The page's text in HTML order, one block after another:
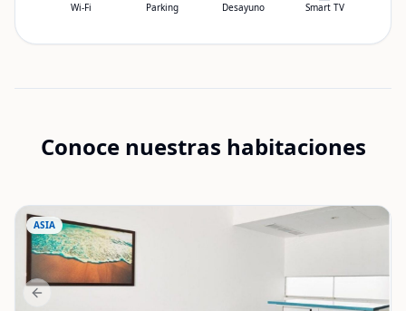
Wi-Fi Parking Desayuno Smart TV
Conoce nuestras habitaciones
Previous slide
ASIA